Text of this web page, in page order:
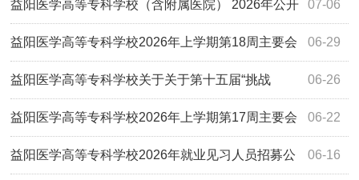
议活动安排 07-06
益阳医学高等专科学校（含附属医院） 2026年公开
招聘事业单位工作人员拟聘用名单公示（第二批） 06-29
益阳医学高等专科学校2026年上学期第18周主要会
议活动安排 06-26
益阳医学高等专科学校关于关于第十五届“挑战
杯”建设银行中国大学生创业计划竞赛拟推荐国赛项目公示
06-22
益阳医学高等专科学校2026年上学期第17周主要会
议活动安排 06-16
益阳医学高等专科学校2026年就业见习人员招募公